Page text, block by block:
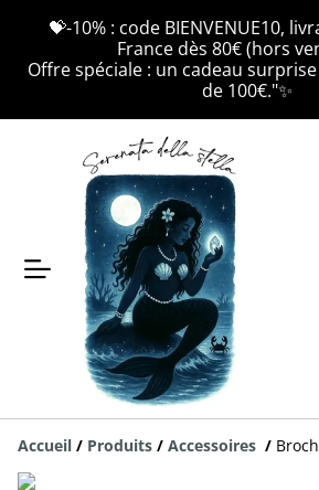
💝-10% : code BIENVENUE10,
France dès 80€ (hors
Offre spéciale : un cadeau
de 100€."✨
Accueil / Produits / Accessoires /